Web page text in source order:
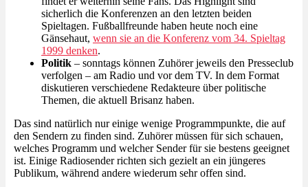
sicherlich die Konferenzen an den letzten beiden
Spieltagen. Fußballfreunde haben heute noch eine
Gänsehaut, wenn sie an die Konferenz vom 34. Spieltag
1999 denken.
Politik – sonntags können Zuhörer jeweils den Presseclub
verfolgen – am Radio und vor dem TV. In dem Format
diskutieren verschiedene Redakteure über politische
Themen, die aktuell Brisanz haben.
Das sind natürlich nur einige wenige Programmpunkte, die auf
den Sendern zu finden sind. Zuhörer müssen für sich schauen,
welches Programm und welcher Sender für sie bestens geeignet
ist. Einige Radiosender richten sich gezielt an ein jüngeres
Publikum, während andere wiederum sehr offen sind.